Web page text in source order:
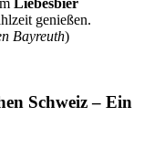
genießen.
Bayreuth)
Schweiz – Ein